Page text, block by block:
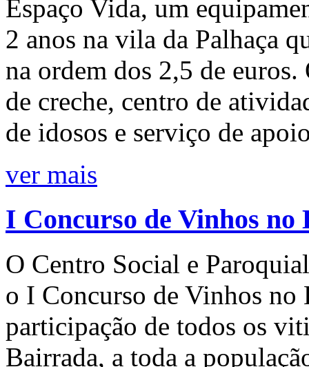
Espaço Vida, um
2 anos na vila da Palhaça
na ordem dos 2,5 de euros.
de creche, centro de
de idosos e serviço de
ver mais
I Concurso de Vinhos no
O Centro Social e
o I Concurso de Vinhos no
participação de todos os
Bairrada, a toda a